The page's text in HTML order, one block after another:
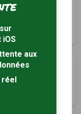
iOS
aux
réel